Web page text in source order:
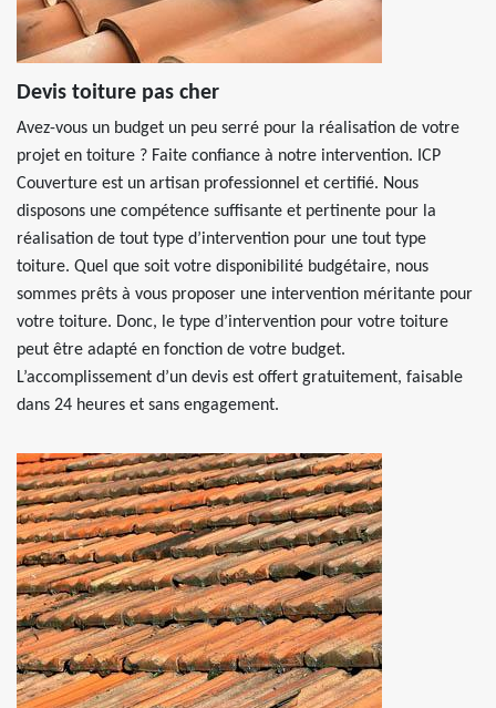
Devis toiture pas cher
Avez-vous un budget un peu serré pour la réalisation de votre
projet en toiture ? Faite confiance à notre intervention. ICP
Couverture est un artisan professionnel et certifié. Nous
disposons une compétence suffisante et pertinente pour la
réalisation de tout type d’intervention pour une tout type
toiture. Quel que soit votre disponibilité budgétaire, nous
sommes prêts à vous proposer une intervention méritante pour
votre toiture. Donc, le type d’intervention pour votre toiture
peut être adapté en fonction de votre budget.
L’accomplissement d’un devis est offert gratuitement, faisable
dans 24 heures et sans engagement.